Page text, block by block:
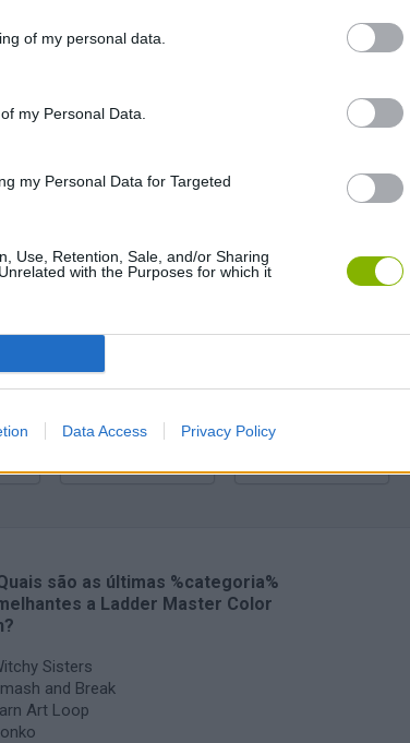
of my personal data.
my Personal Data.
my Personal Data for Targeted
Use, Retention, Sale, and/or Sharing
with the Purposes for which it
Data Access Privacy Policy
são as últimas %categoria%
a Ladder Master Color
Sisters
and Break
Art Loop